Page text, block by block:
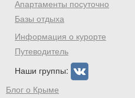
Апартаменты посуточно
Базы отдыха
Информация о курорте
Путеводитель
Наши группы:
Блог о Крыме
Хочешь дешевле?
промокод на